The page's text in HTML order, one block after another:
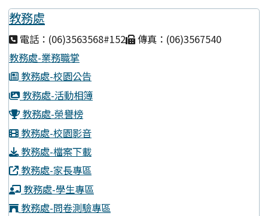
教務處
電話：(06)3563568#152
傳真：(06)3567540
教務處-業務職掌
教務處-校園公告
教務處-活動相簿
教務處-榮譽榜
教務處-校園影音
教務處-檔案下載
教務處-家長專區
教務處-學生專區
教務處-問卷測驗專區